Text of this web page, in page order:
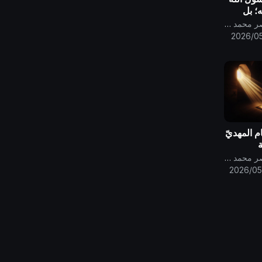
بل
إليه
قناة الامام المهدي ناصر محمد اليماني
2026/
المهديّ
والناس قناة الامام المهدي ناصر محمد اليماني
2026/